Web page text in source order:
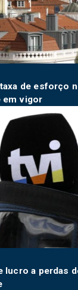
de esforço
em vigor
lucro a perdas